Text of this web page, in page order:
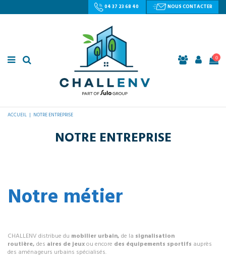
04 37 23 68 40 NOUS CONTACTER
0
ACCUEIL NOTRE ENTREPRISE
NOTRE ENTREPRISE
Notre métier
CHALLENV distribue du mobilier urbain, de la signalisation
routière, des aires de jeuxou encore des équipements sportifs auprès
des aménageurs urbains spécialisés.